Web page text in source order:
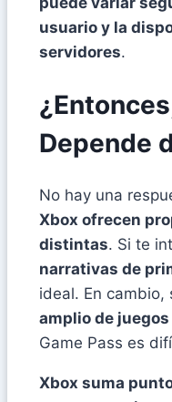
usuario y la
servidores.
Depende
No hay una
Xbox ofrecen
distintas. Si te
narrativas de
ideal. En cambio,
amplio de
Game Pass es
Xbox suma